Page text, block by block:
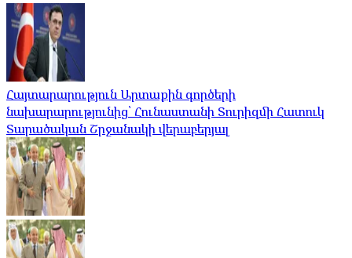
Հայտարարություն Արտաքին գործերի
նախարարությունից՝ Հունաստանի Տուրիզմի Հատուկ
Տարածական Շրջանակի վերաբերյալ